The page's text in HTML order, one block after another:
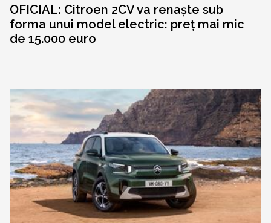
OFICIAL: Citroen 2CV va renaște sub
forma unui model electric: preț mai mic
de 15.000 euro